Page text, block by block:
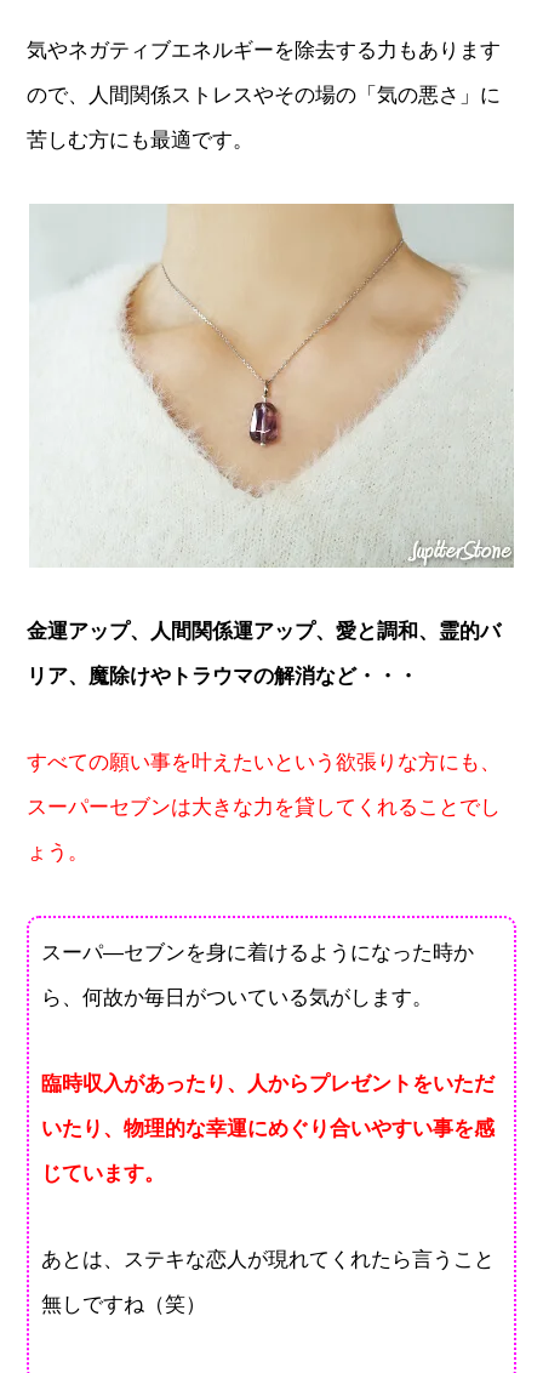
気やネガティブエネルギーを除去する力もあります
ので、人間関係ストレスやその場の「気の悪さ」に
苦しむ方にも最適です。
金運アップ、人間関係運アップ、愛と調和、霊的バ
リア、魔除けやトラウマの解消など・・・
すべての願い事を叶えたいという欲張りな方にも、
スーパーセブンは大きな力を貸してくれることでし
ょう。
スーパ―セブンを身に着けるようになった時か
ら、何故か毎日がついている気がします。
臨時収入があったり、人からプレゼントをいただ
いたり、物理的な幸運にめぐり合いやすい事を感
じています。
あとは、ステキな恋人が現れてくれたら言うこと
無しですね（笑）